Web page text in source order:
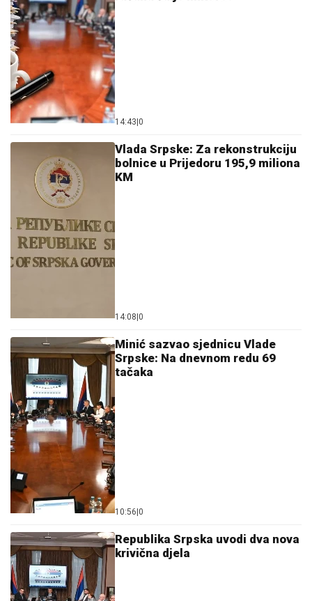
14:43 0
Vlada Srpske: Za rekonstrukciju
bolnice u Prijedoru 195,9 miliona
KM
14:08 0
Minić sazvao sjednicu Vlade
Srpske: Na dnevnom redu 69
tačaka
10:56 0
Republika Srpska uvodi dva nova
krivična djela